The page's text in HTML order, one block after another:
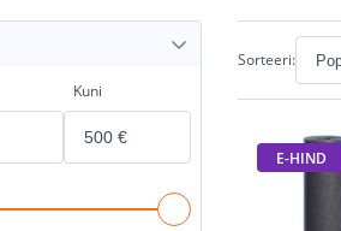
Sorteeri:
E-HIND
Kuni